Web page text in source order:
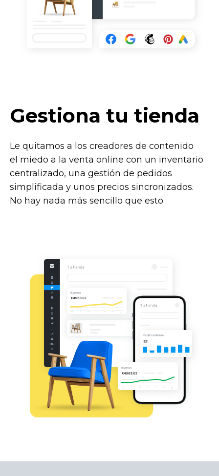
Gestiona tu tienda
Le quitamos a los creadores de contenido
el miedo a la venta online con un inventario
centralizado, una gestión de pedidos
simplificada y unos precios sincronizados.
No hay nada más sencillo que esto.